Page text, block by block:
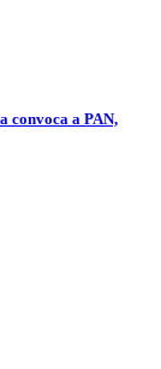
convoca a PAN,